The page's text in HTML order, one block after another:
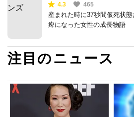
4.3 465
産まれた時に37秒間仮死状
痺になった女性の成長物語
注目のニュース